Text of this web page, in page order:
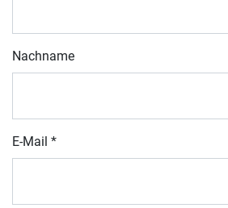
Nachname
E-Mail *